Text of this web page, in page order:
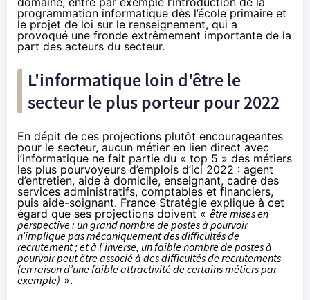
programmation informatique dès l’école primaire et
le projet de loi sur le renseignement, qui a
provoqué une fronde extrêmement importante de la
part des acteurs du secteur.
L'informatique loin d'être le
secteur le plus porteur pour 2022
En dépit de ces projections plutôt encourageantes
pour le secteur, aucun métier en lien direct avec
l’informatique ne fait partie du « top 5 » des métiers
les plus pourvoyeurs d’emplois d’ici 2022 : agent
d’entretien, aide à domicile, enseignant, cadre des
services administratifs, comptables et financiers,
puis aide-soignant. France Stratégie explique à cet
égard que ses projections doivent « être mises en
perspective : un grand nombre de postes à pourvoir
n’implique pas mécaniquement des difficultés de
recrutement ; et à l’inverse, un faible nombre de postes à
pourvoir peut être associé à des difficultés de recrutements
(en raison d’une faible attractivité de certains métiers par
exemple) ».